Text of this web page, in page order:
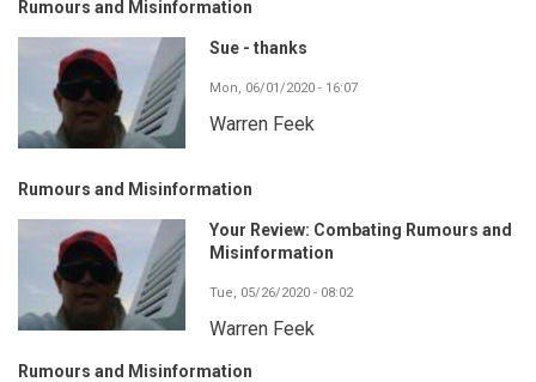
Rumours and Misinformation
Sue - thanks
Mon, 06/01/2020 - 16:07
Warren Feek
Rumours and Misinformation
Your Review: Combating Rumours and
Misinformation
Tue, 05/26/2020 - 08:02
Warren Feek
Rumours and Misinformation